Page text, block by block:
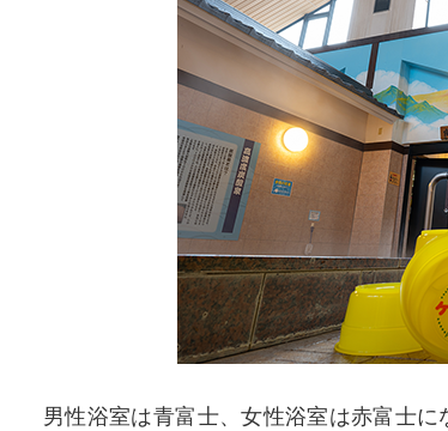
男性浴室は青富士、女性浴室は赤富士